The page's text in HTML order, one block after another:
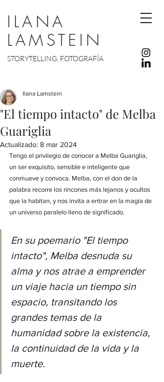
ILANA
LAMSTEIN
STORYTELLING, FOTOGRAFÍA
"El tiempo intacto" de Melba
Guariglia
Ilana Lamstein
Actualizado: 8 mar 2024
Tengo el privilegio de conocer a Melba Guariglia,
un ser exquisito, sensible e inteligente que
conmueve y convoca. Melba, con el don de la
palabra recorre los rincones más lejanos y ocultos
que la habitan, y nos invita a entrar en la magia de
un universo paralelo lleno de significado.
En su poemario "El tiempo
intacto", Melba desnuda su
alma y nos atrae a emprender
un viaje hacia un tiempo sin
espacio, transitando los
grandes temas de la
humanidad sobre la existencia,
la continuidad de la vida y la
muerte.